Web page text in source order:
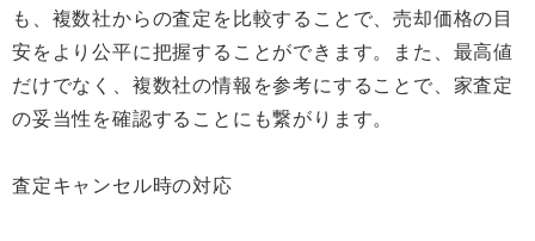
も、複数社からの査定を比較することで、売却価格の目
安をより公平に把握することができます。また、最高値
だけでなく、複数社の情報を参考にすることで、家査定
の妥当性を確認することにも繋がります。
査定キャンセル時の対応